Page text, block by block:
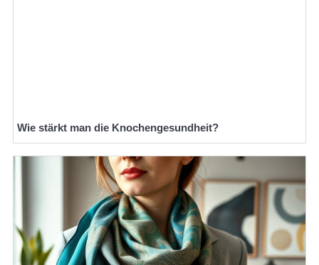
Wie stärkt man die Knochengesundheit?